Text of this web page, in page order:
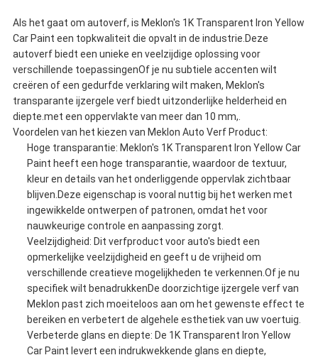
Als het gaat om autoverf, is Meklon's 1K Transparent Iron Yellow
Car Paint een topkwaliteit die opvalt in de industrie.Deze
autoverf biedt een unieke en veelzijdige oplossing voor
verschillende toepassingenOf je nu subtiele accenten wilt
creëren of een gedurfde verklaring wilt maken, Meklon's
transparante ijzergele verf biedt uitzonderlijke helderheid en
diepte.met een oppervlakte van meer dan 10 mm,.
Voordelen van het kiezen van Meklon Auto Verf Product:
Hoge transparantie: Meklon's 1K Transparent Iron Yellow Car
Paint heeft een hoge transparantie, waardoor de textuur,
kleur en details van het onderliggende oppervlak zichtbaar
blijven.Deze eigenschap is vooral nuttig bij het werken met
ingewikkelde ontwerpen of patronen, omdat het voor
nauwkeurige controle en aanpassing zorgt.
Veelzijdigheid: Dit verfproduct voor auto's biedt een
opmerkelijke veelzijdigheid en geeft u de vrijheid om
verschillende creatieve mogelijkheden te verkennen.Of je nu
specifiek wilt benadrukkenDe doorzichtige ijzergele verf van
Meklon past zich moeiteloos aan om het gewenste effect te
bereiken en verbetert de algehele esthetiek van uw voertuig.
Verbeterde glans en diepte: De 1K Transparent Iron Yellow
Car Paint levert een indrukwekkende glans en diepte,